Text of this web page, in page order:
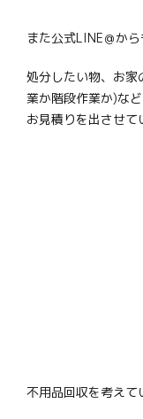
また公式LINE＠から
処分したい物、お
業か階段作業か)な
お見積りを出させて
不用品回収を考えて